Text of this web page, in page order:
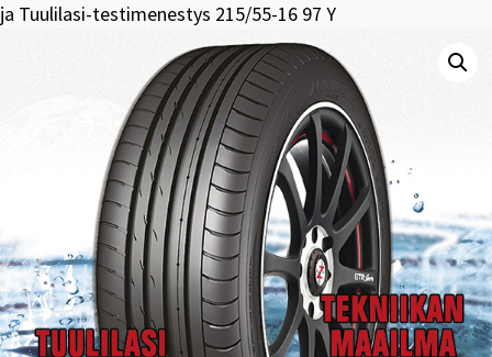
ja Tuulilasi-testimenestys 215/55-16 97 Y